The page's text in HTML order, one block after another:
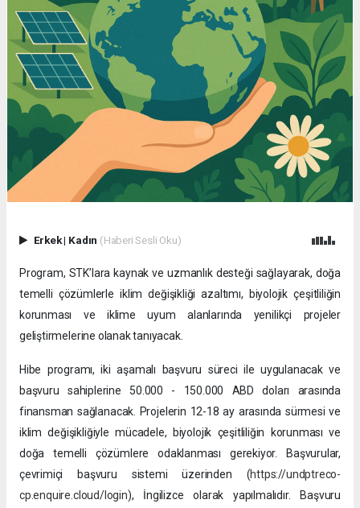
Erkek| Kadın (Haberi Sesli Oku)
Program, STK’lara kaynak ve uzmanlık desteği sağlayarak, doğa
temelli çözümlerle iklim değişikliği azaltımı, biyolojik çeşitliliğin
korunması ve iklime uyum alanlarında yenilikçi projeler
geliştirmelerine olanak tanıyacak.
Hibe programı, iki aşamalı başvuru süreci ile uygulanacak ve
başvuru sahiplerine 50.000 - 150.000 ABD doları arasında
finansman sağlanacak. Projelerin 12-18 ay arasında sürmesi ve
iklim değişikliğiyle mücadele, biyolojik çeşitliliğin korunması ve
doğa temelli çözümlere odaklanması gerekiyor. Başvurular,
çevrimiçi başvuru sistemi üzerinden (https://undptreco-
cp.enquire.cloud/login), İngilizce olarak yapılmalıdır. Başvuru